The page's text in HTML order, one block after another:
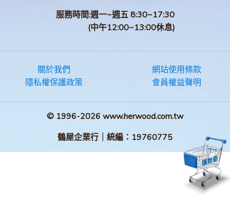
服務時間:週一~週五 8:30~17:30
(中午12:00~13:00休息)
關於我們
網站使用條款
隱私權保護政策
會員權益聲明
© 1996-2026 www.herwood.com.tw
鶴屋企業行｜統編：19760775